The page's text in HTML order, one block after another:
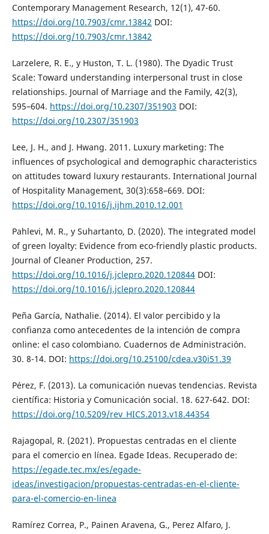
Contemporary Management Research, 12(1), 47-60.
https://doi.org/10.7903/cmr.13842 DOI:
https://doi.org/10.7903/cmr.13842
Larzelere, R. E., y Huston, T. L. (1980). The Dyadic Trust
Scale: Toward understanding interpersonal trust in close
relationships. Journal of Marriage and the Family, 42(3),
595–604. https://doi.org/10.2307/351903 DOI:
https://doi.org/10.2307/351903
Lee, J. H., and J. Hwang. 2011. Luxury marketing: The
influences of psychological and demographic characteristics
on attitudes toward luxury restaurants. International Journal
of Hospitality Management, 30(3):658–669. DOI:
https://doi.org/10.1016/j.ijhm.2010.12.001
Pahlevi, M. R., y Suhartanto, D. (2020). The integrated model
of green loyalty: Evidence from eco-friendly plastic products.
Journal of Cleaner Production, 257.
https://doi.org/10.1016/j.jclepro.2020.120844DOI:
https://doi.org/10.1016/j.jclepro.2020.120844
Peña García, Nathalie. (2014). El valor percibido y la
confianza como antecedentes de la intención de compra
online: el caso colombiano. Cuadernos de Administración.
30. 8-14. DOI: https://doi.org/10.25100/cdea.v30i51.39
Pérez, F. (2013). La comunicación nuevas tendencias. Revista
científica: Historia y Comunicación social. 18. 627-642. DOI:
https://doi.org/10.5209/rev_HICS.2013.v18.44354
Rajagopal, R. (2021). Propuestas centradas en el cliente
para el comercio en línea. Egade Ideas. Recuperado de:
https://egade.tec.mx/es/egade-
ideas/investigacion/propuestas-centradas-en-el-cliente-
para-el-comercio-en-linea
Ramírez Correa, P., Painen Aravena, G., Perez Alfaro, J.